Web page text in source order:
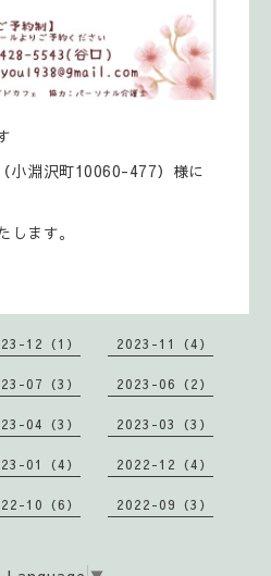
小淵沢町10060-477）様に
ます。
12（1） 2023-11（4）
07（3） 2023-06（2）
04（3） 2023-03（3）
01（4） 2022-12（4）
10（6） 2022-09（3）